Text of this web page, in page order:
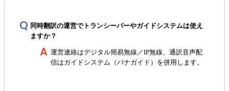
同時翻訳の運営でトランシーバーやガイドシステムは使え
ますか？
運営連絡はデジタル簡易無線／IP無線、通訳音声配
信はガイドシステム（パナガイド）を併用します。